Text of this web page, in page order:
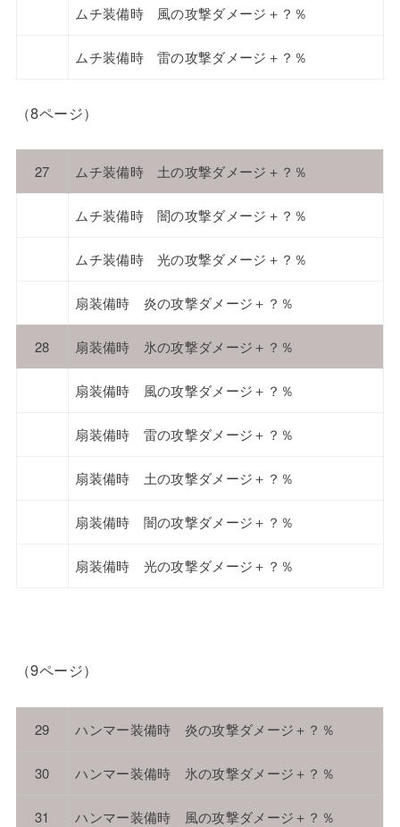
ムチ装備時 風の攻撃ダメージ＋？％
ムチ装備時 雷の攻撃ダメージ＋？％
（8ページ）
27 ムチ装備時 土の攻撃ダメージ＋？％
ムチ装備時 闇の攻撃ダメージ＋？％
ムチ装備時 光の攻撃ダメージ＋？％
扇装備時 炎の攻撃ダメージ＋？％
28 扇装備時 氷の攻撃ダメージ＋？％
扇装備時 風の攻撃ダメージ＋？％
扇装備時 雷の攻撃ダメージ＋？％
扇装備時 土の攻撃ダメージ＋？％
扇装備時 闇の攻撃ダメージ＋？％
扇装備時 光の攻撃ダメージ＋？％
（9ページ）
29 ハンマー装備時 炎の攻撃ダメージ＋？％
30 ハンマー装備時 氷の攻撃ダメージ＋？％
31 ハンマー装備時 風の攻撃ダメージ＋？％